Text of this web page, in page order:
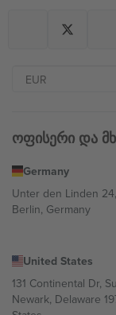
ოფისერი და
Germany
Unter den Linden 24,
Berlin, Germany
United States
131 Continental Dr,
Newark, Delaware